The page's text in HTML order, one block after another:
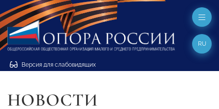
Версия для слабовидящих
RU
НОВОСТИ